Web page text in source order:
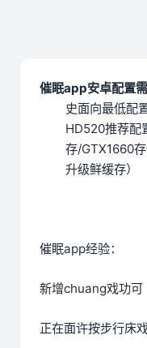
催眠app安卓配置
史面向最低配
HD520推荐配
存/GTX1660
升级鲜缓存）
催眠app经验：
新增chuang戏功可
正在面许按步行床